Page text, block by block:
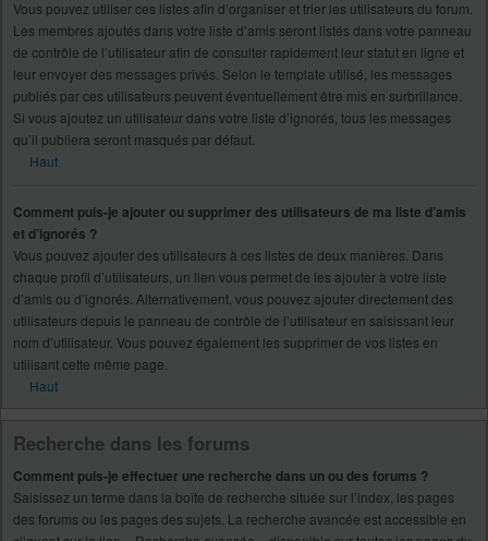
Vous pouvez utiliser ces listes afin d’organiser et trier les utilisateurs du forum.
Les membres ajoutés dans votre liste d’amis seront listés dans votre panneau
de contrôle de l’utilisateur afin de consulter rapidement leur statut en ligne et
leur envoyer des messages privés. Selon le template utilisé, les messages
publiés par ces utilisateurs peuvent éventuellement être mis en surbrillance.
Si vous ajoutez un utilisateur dans votre liste d’ignorés, tous les messages
qu’il publiera seront masqués par défaut.
Haut
Comment puis-je ajouter ou supprimer des utilisateurs de ma liste d’amis
et d’ignorés ?
Vous pouvez ajouter des utilisateurs à ces listes de deux manières. Dans
chaque profil d’utilisateurs, un lien vous permet de les ajouter à votre liste
d’amis ou d’ignorés. Alternativement, vous pouvez ajouter directement des
utilisateurs depuis le panneau de contrôle de l’utilisateur en saisissant leur
nom d’utilisateur. Vous pouvez également les supprimer de vos listes en
utilisant cette même page.
Haut
Recherche dans les forums
Comment puis-je effectuer une recherche dans un ou des forums ?
Saisissez un terme dans la boîte de recherche située sur l’index, les pages
des forums ou les pages des sujets. La recherche avancée est accessible en